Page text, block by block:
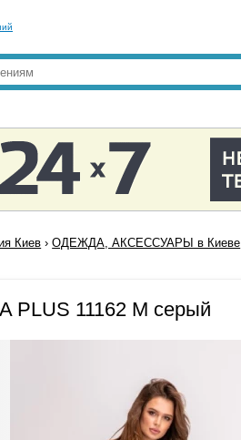
Киев ›ОДЕЖДА, АКСЕССУАРЫ в Киеве
PLUS 11162 M серый